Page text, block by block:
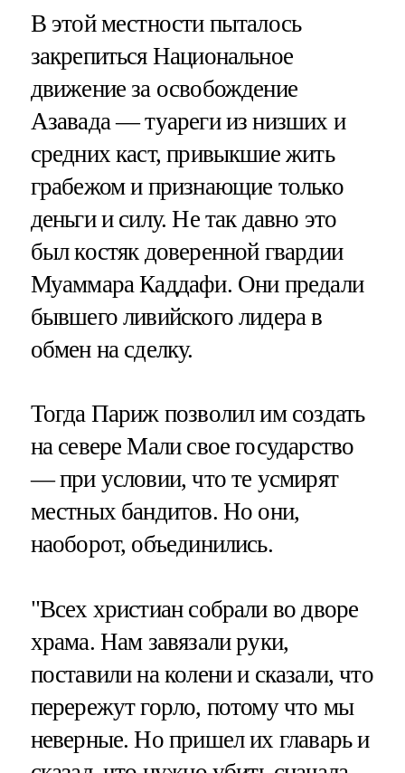
В этой местности пыталось
закрепиться Национальное
движение за освобождение
Азавада — туареги из низших и
средних каст, привыкшие жить
грабежом и признающие только
деньги и силу. Не так давно это
был костяк доверенной гвардии
Муаммара Каддафи. Они предали
бывшего ливийского лидера в
обмен на сделку.
Тогда Париж позволил им создать
на севере Мали свое государство
— при условии, что те усмирят
местных бандитов. Но они,
наоборот, объединились.
"Всех христиан собрали во дворе
храма. Нам завязали руки,
поставили на колени и сказали, что
перережут горло, потому что мы
неверные. Но пришел их главарь и